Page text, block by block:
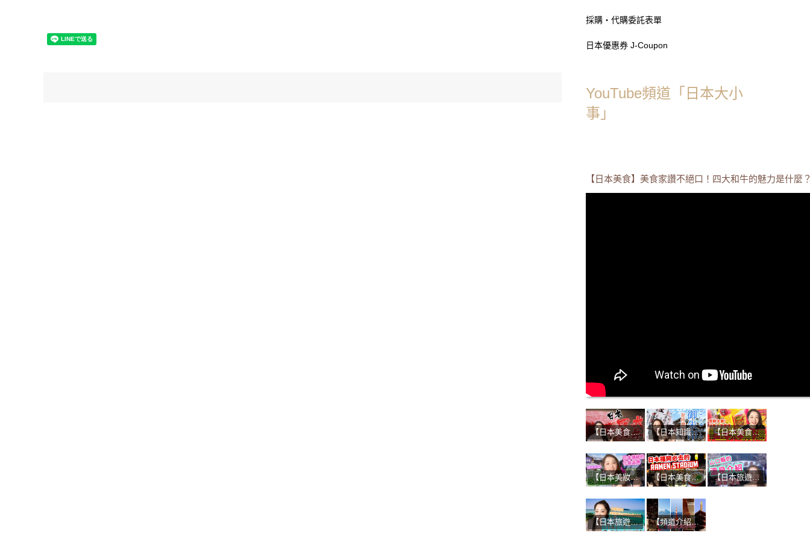
採購・代購委託表單
日本優惠券 J-Coupon
YouTube頻道「日本大小
事」
【日本美食】美食家讚不絕口！四大和牛的魅力是什麼
【日本美食】美食家讚不絕口！四大和牛的魅力是什麼？ 【日本知識】參拜神社與寺廟必備！受到日本人喜愛的紀念品！！ 【日本美食】不吃絕對後悔！日本販賣機&便利商店的獨特熱食！
【日本美妝】日本人的美肌秘訣！京都必買化妝品：優佳雅 YOJIYA！！ 【日本美食】當地人大推的博多拉麵！濃厚豚骨湯頭+手工麵的無敵組合 【日本旅遊】山口縣第二彈-超讚溫泉之旅！
【日本旅遊】來自山口縣的SASA！推薦日本的吃喝玩樂 【頻道介紹】初次見面！日本大小事YouTube頻道開始了